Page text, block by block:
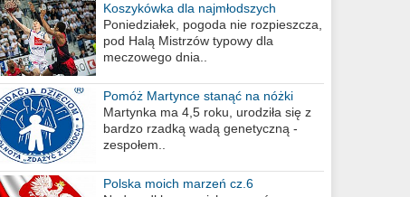
Koszykówka dla najmłodszych
Poniedziałek, pogoda nie rozpieszcza,
pod Halą Mistrzów typowy dla
meczowego dnia..
Pomóż Martynce stanąć na nóżki
Martynka ma 4,5 roku, urodziła się z
bardzo rzadką wadą genetyczną -
zespołem..
Polska moich marzeń cz.6